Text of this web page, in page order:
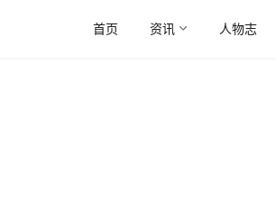
首页 资讯 人物志